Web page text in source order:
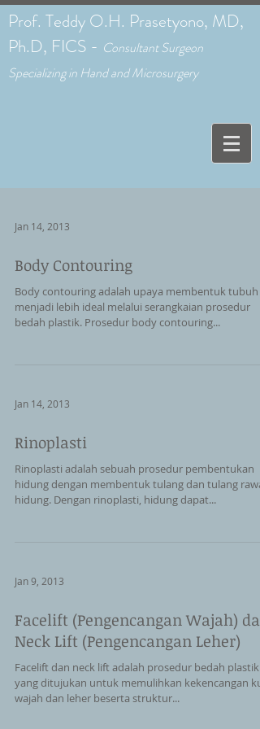
Prof. Teddy O.H. Prasetyono, MD,
Ph.D, FICS - Consultant Surgeon
Specializing in Hand and Microsurgery
Jan 14, 2013
Body Contouring
Body contouring adalah upaya membentuk tubuh
menjadi lebih ideal melalui serangkaian prosedur
bedah plastik. Prosedur body contouring...
Jan 14, 2013
Rinoplasti
Rinoplasti adalah sebuah prosedur pembentukan
hidung dengan membentuk tulang dan tulang
hidung. Dengan rinoplasti, hidung dapat...
Jan 9, 2013
Facelift (Pengencangan Wajah) dan
Neck Lift (Pengencangan Leher)
Facelift dan neck lift adalah prosedur bedah plastik
yang ditujukan untuk memulihkan kekencangan
wajah dan leher beserta struktur...